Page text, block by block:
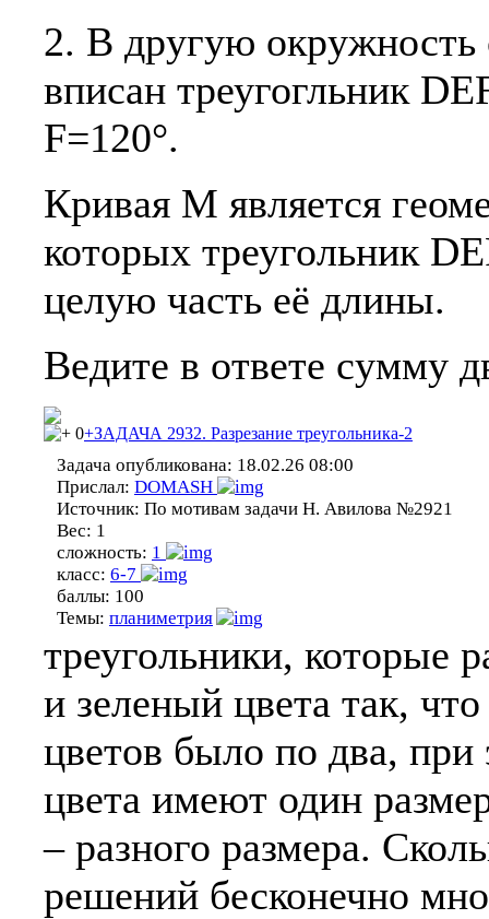
2. В другую
вписан треугогльник
F=120°.
Кривая M является
которых треугольник
целую часть её длины.
Ведите в ответе сумму
0+ЗАДАЧА 2932. Разрезание треугольника-2
Задача опубликована: 18.02.26 08:00
Прислал: DOMASH
Источник: По мотивам задачи Н. Авилова №2921
Вес: 1
сложность: 1
класс: 6-7
баллы: 100
Темы: планиметрия
треугольники, которые
и зеленый цвета так,
цветов было по два, при
цвета имеют один
– разного размера.
решений бесконечно